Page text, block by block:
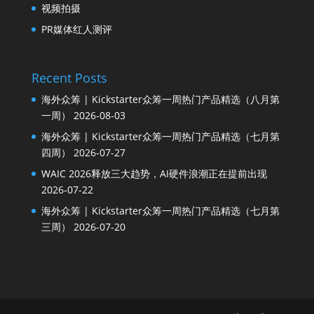
视频拍摄
PR媒体红人测评
Recent Posts
海外众筹 | Kickstarter众筹一周热门产品精选（八月第
一周）
2026-08-03
海外众筹 | Kickstarter众筹一周热门产品精选（七月第
四周）
2026-07-27
WAIC 2026释放三大趋势，AI硬件浪潮正在提前出现
2026-07-22
海外众筹 | Kickstarter众筹一周热门产品精选（七月第
三周）
2026-07-20